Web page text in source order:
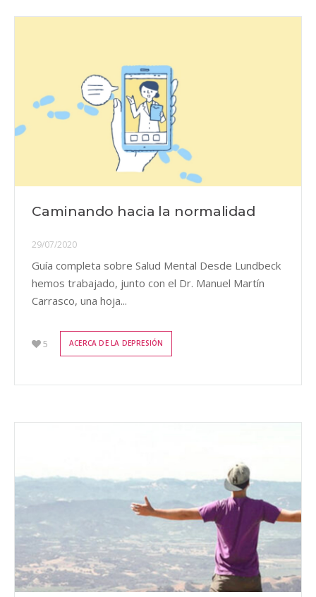
Caminando hacia la normalidad
29/07/2020
Guía completa sobre Salud Mental Desde Lundbeck
hemos trabajado, junto con el Dr. Manuel Martín
Carrasco, una hoja...
5 ACERCA DE LA DEPRESIÓN